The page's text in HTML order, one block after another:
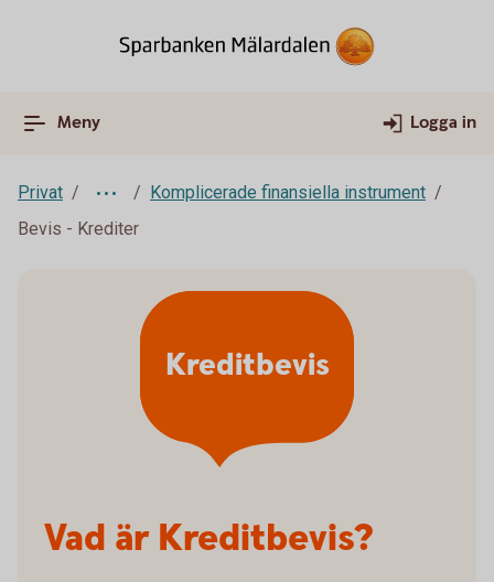
Meny Logga in
Privat
Komplicerade finansiella instrument
Bevis - Krediter
Vad är Kreditbevis?
Kreditbevis